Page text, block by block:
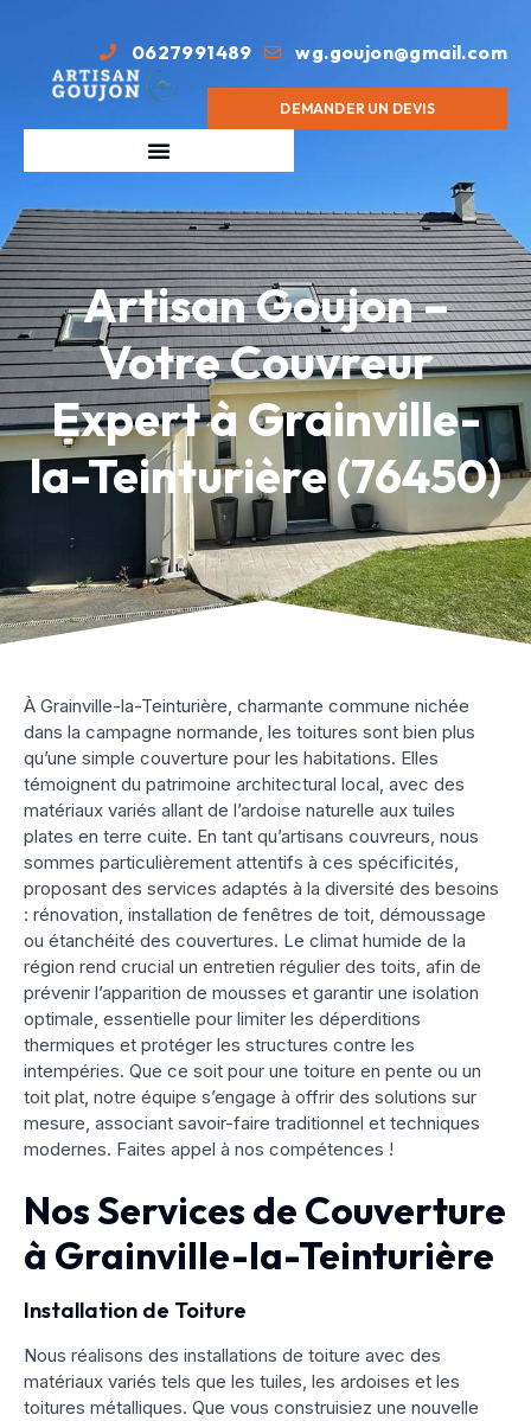
0627991489 wg.goujon@gmail.com
DEMANDER UN DEVIS
Artisan Goujon –
Votre Couvreur
Expert à Grainville-
la-Teinturière (76450)
À Grainville-la-Teinturière, charmante commune nichée
dans la campagne normande, les toitures sont bien plus
qu’une simple couverture pour les habitations. Elles
témoignent du patrimoine architectural local, avec des
matériaux variés allant de l’ardoise naturelle aux tuiles
plates en terre cuite. En tant qu’artisans couvreurs, nous
sommes particulièrement attentifs à ces spécificités,
proposant des services adaptés à la diversité des besoins
: rénovation, installation de fenêtres de toit, démoussage
ou étanchéité des couvertures. Le climat humide de la
région rend crucial un entretien régulier des toits, afin de
prévenir l’apparition de mousses et garantir une isolation
optimale, essentielle pour limiter les déperditions
thermiques et protéger les structures contre les
intempéries. Que ce soit pour une toiture en pente ou un
toit plat, notre équipe s’engage à offrir des solutions sur
mesure, associant savoir-faire traditionnel et techniques
modernes. Faites appel à nos compétences !
Nos Services de Couverture
à Grainville-la-Teinturière
Installation de Toiture
Nous réalisons des installations de toiture avec des
matériaux variés tels que les tuiles, les ardoises et les
toitures métalliques. Que vous construisiez une nouvelle